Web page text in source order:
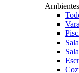
Ambientes